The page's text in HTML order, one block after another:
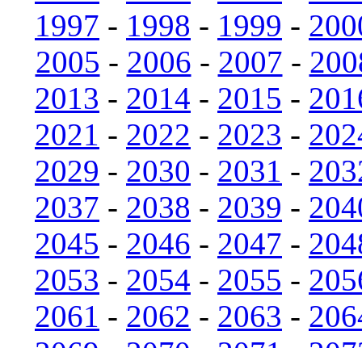
1997 - 1998 - 1999 -
2005 - 2006 - 2007 -
2013 - 2014 - 2015 -
2021 - 2022 - 2023 -
2029 - 2030 - 2031 -
2037 - 2038 - 2039 -
2045 - 2046 - 2047 -
2053 - 2054 - 2055 -
2061 - 2062 - 2063 -